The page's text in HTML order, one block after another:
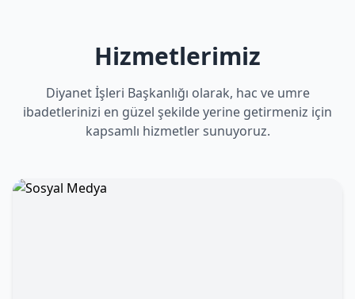
Hizmetlerimiz
Diyanet İşleri Başkanlığı olarak, hac ve umre
ibadetlerinizi en güzel şekilde yerine getirmeniz için
kapsamlı hizmetler sunuyoruz.